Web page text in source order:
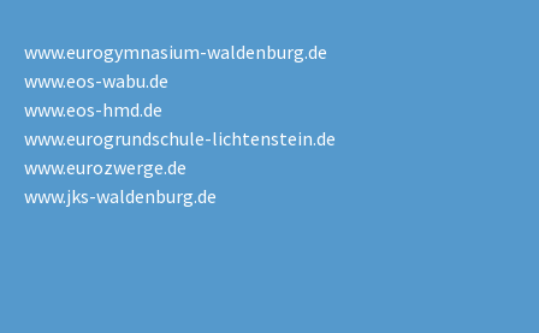
www.eurogymnasium-waldenburg.de
www.eos-wabu.de
www.eos-hmd.de
www.eurogrundschule-lichtenstein.de
www.eurozwerge.de
www.jks-waldenburg.de